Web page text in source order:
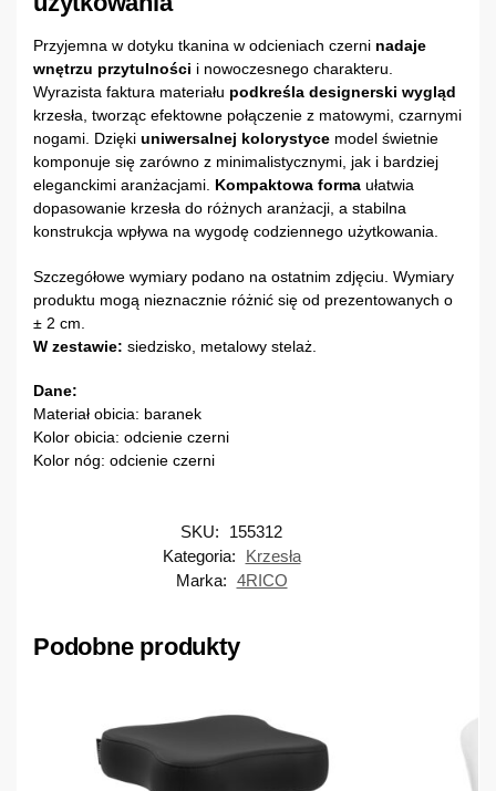
Przyjemna w dotyku tkanina w odcieniach czerni nadaje
wnętrzu przytulności i nowoczesnego charakteru.
Wyrazista faktura materiału podkreśla designerski wygląd
krzesła, tworząc efektowne połączenie z matowymi, czarnymi
nogami. Dzięki uniwersalnej kolorystyce model świetnie
komponuje się zarówno z minimalistycznymi, jak i bardziej
eleganckimi aranżacjami. Kompaktowa forma ułatwia
dopasowanie krzesła do różnych aranżacji, a stabilna
konstrukcja wpływa na wygodę codziennego użytkowania.
Szczegółowe wymiary podano na ostatnim zdjęciu. Wymiary
produktu mogą nieznacznie różnić się od prezentowanych o
± 2 cm.
W zestawie: siedzisko, metalowy stelaż.
Dane:
Materiał obicia: baranek
Kolor obicia: odcienie czerni
Kolor nóg: odcienie czerni
SKU:
155312
Kategoria:
Krzesła
Marka: 4RICO
Podobne produkty